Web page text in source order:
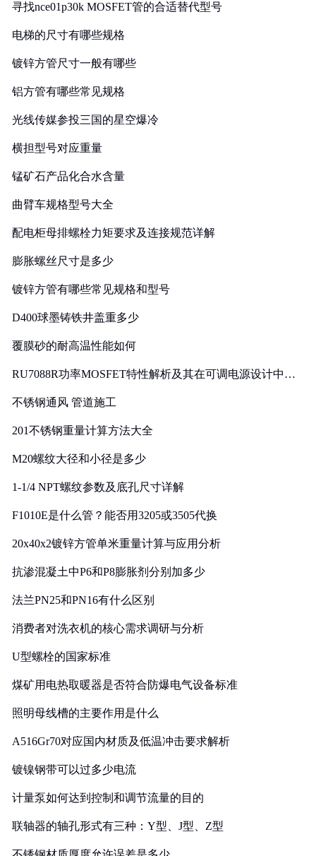
寻找nce01p30k MOSFET管的合适替代型号
电梯的尺寸有哪些规格
镀锌方管尺寸一般有哪些
铝方管有哪些常见规格
光线传媒参投三国的星空爆冷
横担型号对应重量
锰矿石产品化合水含量
曲臂车规格型号大全
配电柜母排螺栓力矩要求及连接规范详解
膨胀螺丝尺寸是多少
镀锌方管有哪些常见规格和型号
D400球墨铸铁井盖重多少
覆膜砂的耐高温性能如何
RU7088R功率MOSFET特性解析及其在可调电源设计中的
不锈钢通风 管道施工
201不锈钢重量计算方法大全
M20螺纹大径和小径是多少
1-1/4 NPT螺纹参数及底孔尺寸详解
F1010E是什么管？能否用3205或3505代换
20x40x2镀锌方管单米重量计算与应用分析
抗渗混凝土中P6和P8膨胀剂分别加多少
法兰PN25和PN16有什么区别
消费者对洗衣机的核心需求调研与分析
U型螺栓的国家标准
煤矿用电热取暖器是否符合防爆电气设备标准
照明母线槽的主要作用是什么
A516Gr70对应国内材质及低温冲击要求解析
镀镍钢带可以过多少电流
计量泵如何达到控制和调节流量的目的
联轴器的轴孔形式有三种：Y型、J型、Z型